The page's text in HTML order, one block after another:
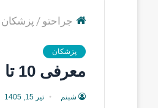
جراحتو / پزشکان
پزشکان
معرفی 10 تا از بهترین دکتر آنژیوگرافی در شیراز【سال1405】❤️
شبنم تیر 15, 1405